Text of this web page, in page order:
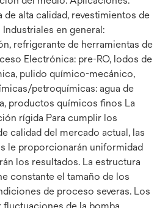
de alta calidad, revestimientos de
en general:
refrigerante de herramientas de
Electrónica: pre-RO, lodos de
pulido químico-mecánico,
petroquímicas: agua de
productos químicos finos La
rígida Para cumplir los
calidad del mercado actual, las
le proporcionarán uniformidad
los resultados. La estructura
constante el tamaño de los
de proceso severas. Los